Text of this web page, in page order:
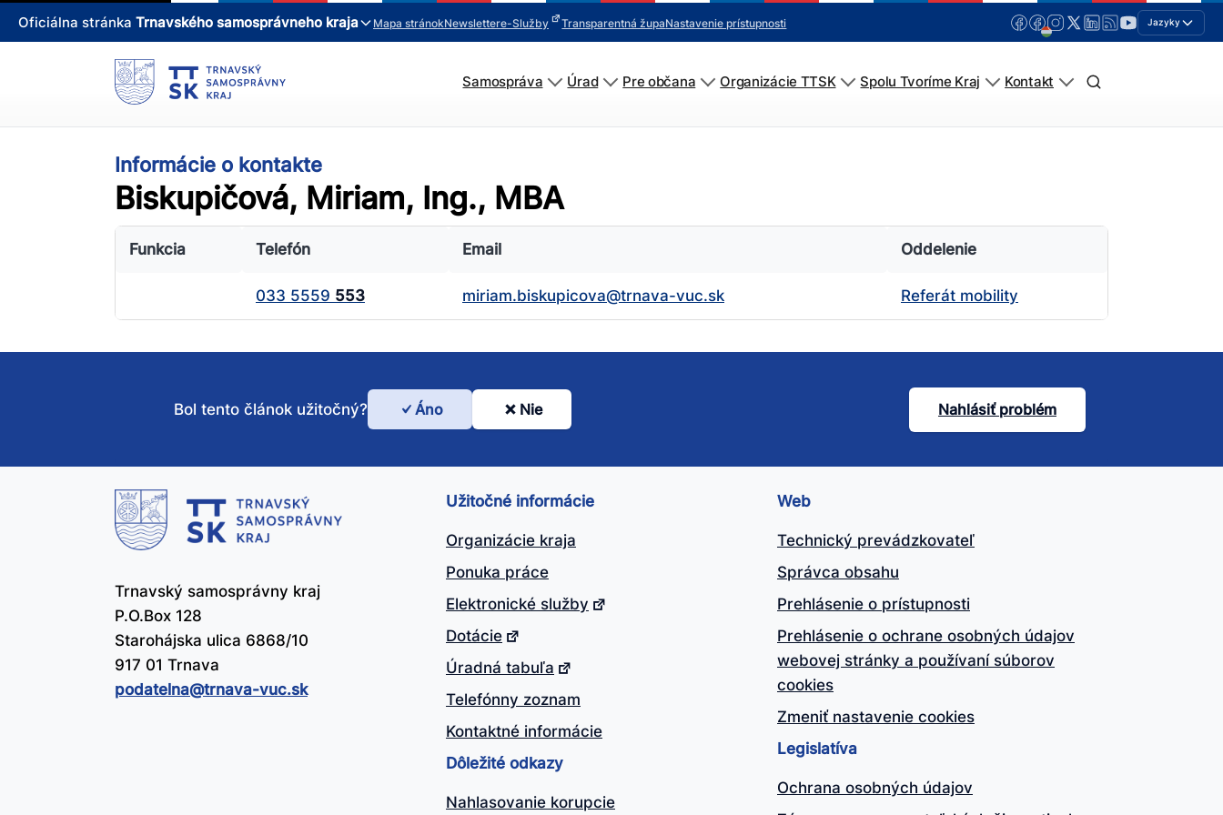
Oficiálna stránka Trnavského samosprávneho kraja Mapa stránokNewslettere-Služby Transparentná župaNastavenie prístupnosti Jazyky
Samospráva Úrad Pre občana Organizácie TTSK Spolu Tvoríme Kraj Kontakt
Informácie o kontakte
Biskupičová, Miriam, Ing., MBA
Funkcia Telefón Email Oddelenie
033 5559 553 miriam.biskupicova@trnava-vuc.sk Referát mobility
Bol
tento
článok
užitočný?
Bol tento článok užitočný? Áno Nie Nahlásiť problém
Trnavský samosprávny kraj
P.O.Box 128
Starohájska ulica 6868/10
917 01 Trnava
podatelna@​trnava-vuc.sk
Užitočné informácie
Organizácie kraja
Ponuka práce
Elektronické služby
Dotácie
Úradná tabuľa
Telefónny zoznam
Kontaktné informácie
Dôležité odkazy
Nahlasovanie korupcie
Web
Technický prevádzkovateľ
Správca obsahu
Prehlásenie o prístupnosti
Prehlásenie o ochrane osobných údajov
webovej stránky a používaní súborov
cookies
Zmeniť nastavenie cookies
Legislatíva
Ochrana osobných údajov